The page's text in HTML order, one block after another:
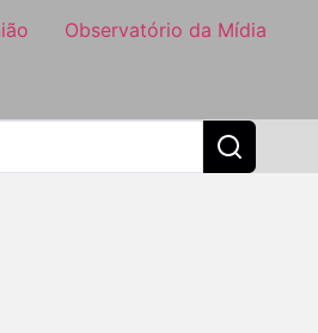
Observatório da Mídia